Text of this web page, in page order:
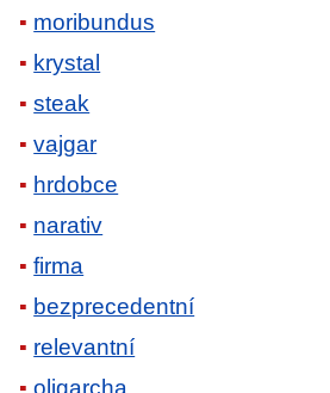
moribundus
krystal
steak
vajgar
hrdobce
narativ
firma
bezprecedentní
relevantní